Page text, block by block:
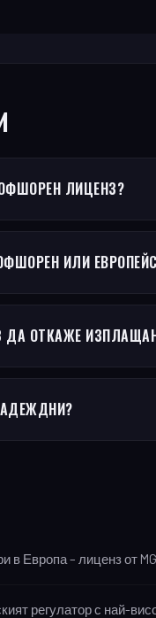
ЛИЦЕНЗ?
ИЛИ
ДА ОТКАЖЕ
в Европа – лиценз от
регулатор с най-